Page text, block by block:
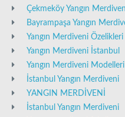
Çekmeköy Yangın
Bayrampaşa Yangın
Yangın Merdiveni Özelikleri
Yangın Merdiveni İstanbul
Yangın Merdiveni Modelleri
İstanbul Yangın Merdiveni
YANGIN MERDİVENİ
İstanbul Yangın Merdiveni